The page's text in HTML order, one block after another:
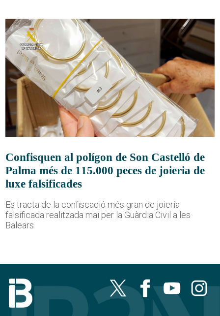
Confisquen al polígon de Son Castelló de
Palma més de 115.000 peces de joieria de
luxe falsificades
Es tracta de la confiscació més gran de joieria
falsificada realitzada mai per la Guàrdia Civil a les
Balears